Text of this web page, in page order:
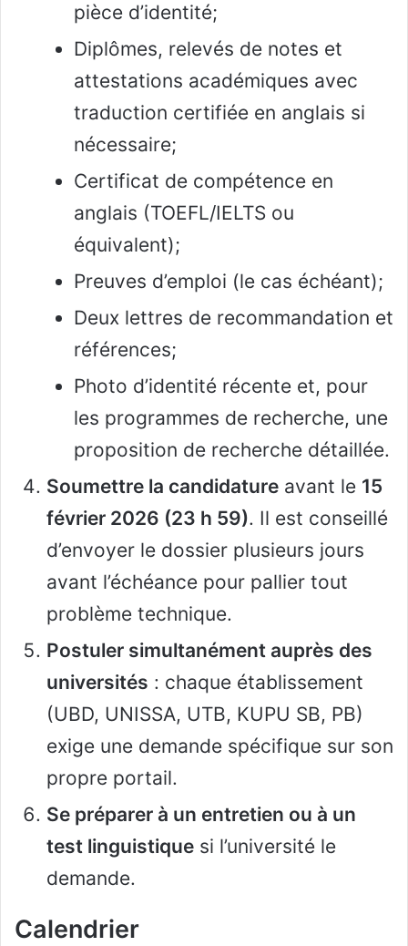
pièce d’identité;
Diplômes, relevés de notes et
attestations académiques avec
traduction certifiée en anglais si
nécessaire;
Certificat de compétence en
anglais (TOEFL/IELTS ou
équivalent);
Preuves d’emploi (le cas échéant);
Deux lettres de recommandation et
références;
Photo d’identité récente et, pour
les programmes de recherche, une
proposition de recherche détaillée.
Soumettre la candidature avant le 15
février 2026 (23 h 59). Il est conseillé
d’envoyer le dossier plusieurs jours
avant l’échéance pour pallier tout
problème technique.
Postuler simultanément auprès des
universités : chaque établissement
(UBD, UNISSA, UTB, KUPU SB, PB)
exige une demande spécifique sur son
propre portail.
Se préparer à un entretien ou à un
test linguistique si l’université le
demande.
Calendrier